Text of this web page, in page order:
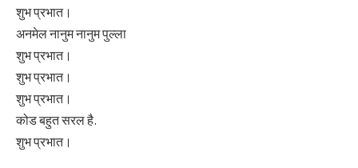
शुभ प्रभात।
अनमेल नानुम नानुम पुल्ला
शुभ प्रभात।
शुभ प्रभात।
शुभ प्रभात।
कोड बहुत सरल है.
शुभ प्रभात।